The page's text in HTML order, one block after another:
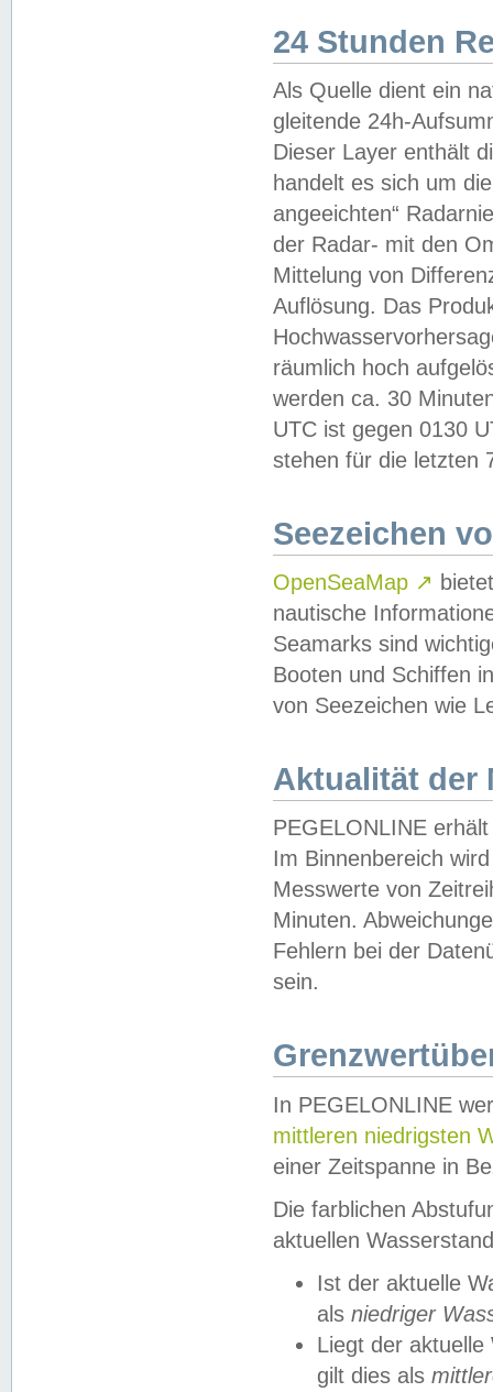
24 Stunden
Als Quelle dient ein
gleitende 24h-
Dieser Layer enthält
handelt es sich um
angeeichten“
der Radar- mit den
Mittelung von
Auflösung. Das
räumlich hoch
werden ca. 30
UTC ist gegen 0130
stehen für die letzten
Seezeichen
OpenSeaMap ↗
nautische
Seamarks sind
Booten und Schiffen
von Seezeichen wie
Aktualität der
PEGELONLINE
Im Binnenbereich
Messwerte von
Minuten.
Fehlern bei der
sein.
In PEGELONLINE
mittleren niedrigsten
einer Zeitspanne in
Die farblichen
aktuellen
Ist der aktuelle
als niedriger
Liegt der
gilt dies als